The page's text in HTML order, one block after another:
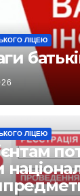
ЛІЦЕЮ
ЛІЦЕЮ